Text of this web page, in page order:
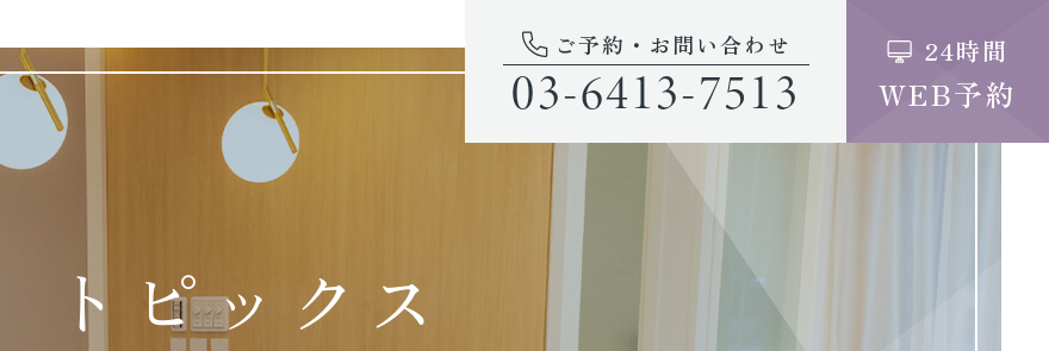
ご予約・お問い合わせ
03-6413-7513
24時間
WEB予約
トピックス